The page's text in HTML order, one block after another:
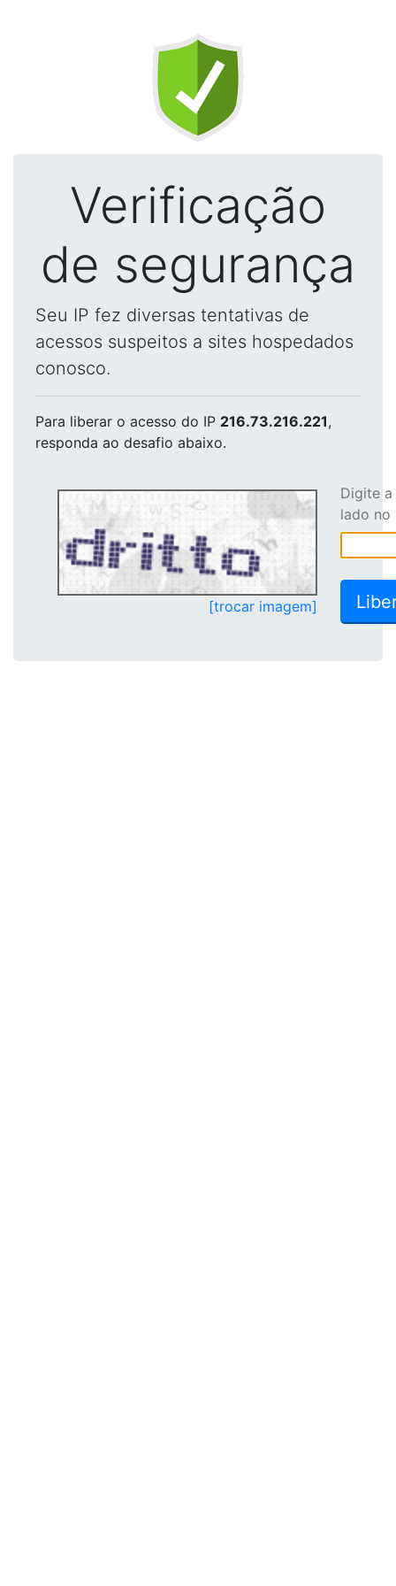
Verificação
de segurança
Seu IP fez diversas tentativas de
acessos suspeitos a sites hospedados
conosco.
Para liberar o acesso do IP 216.73.216.221,
responda ao desafio abaixo.
[trocar imagem]
Digite
lado no